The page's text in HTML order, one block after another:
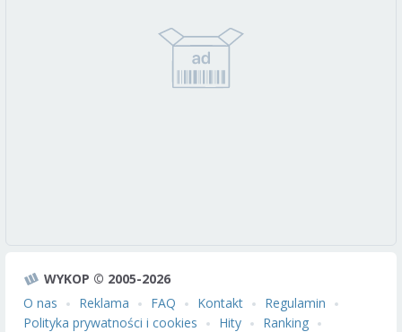
WYKOP © 2005-2026
O nas
Reklama FAQ Kontakt
Regulamin
Polityka prywatności i cookies
Hity Ranking